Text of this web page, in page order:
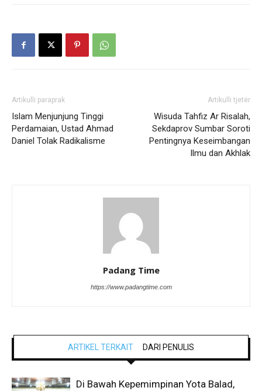
Artikulli paraprak
Islam Menjunjung Tinggi
Perdamaian, Ustad Ahmad
Daniel Tolak Radikalisme
Artikulli tjetër
Wisuda Tahfiz Ar Risalah,
Sekdaprov Sumbar Soroti
Pentingnya Keseimbangan
Ilmu dan Akhlak
Padang Time
https://www.padangtime.com
ARTIKEL TERKAIT DARI PENULIS
Di Bawah Kepemimpinan Yota Balad,